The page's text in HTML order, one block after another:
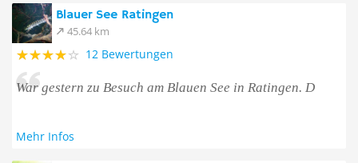
Blauer See Ratingen
45.64 km
12 Bewertungen
War gestern zu Besuch am Blauen See in Ratingen. D
Mehr Infos